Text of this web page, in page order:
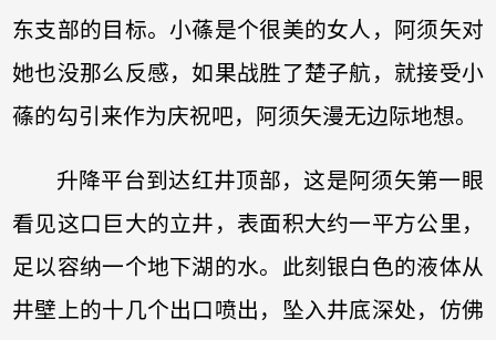
东支部的目标。小蓧是个很美的女人，阿须矢对
她也没那么反感，如果战胜了楚子航，就接受小
蓧的勾引来作为庆祝吧，阿须矢漫无边际地想。
升降平台到达红井顶部，这是阿须矢第一眼
看见这口巨大的立井，表面积大约一平方公里，
足以容纳一个地下湖的水。此刻银白色的液体从
井壁上的十几个出口喷出，坠入井底深处，仿佛